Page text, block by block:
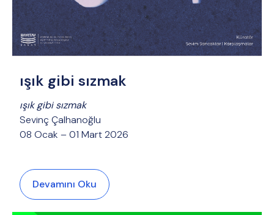
ışık gibi sızmak
ışık gibi sızmak
Sevinç Çalhanoğlu
08 Ocak – 01 Mart 2026
Devamını Oku